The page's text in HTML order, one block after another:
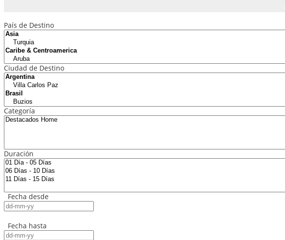
País de Destino
Ciudad de Destino
Categoría
Duración
Fecha desde
Fecha hasta